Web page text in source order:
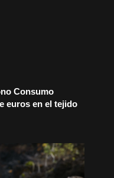
Consumo
euros en el tejido